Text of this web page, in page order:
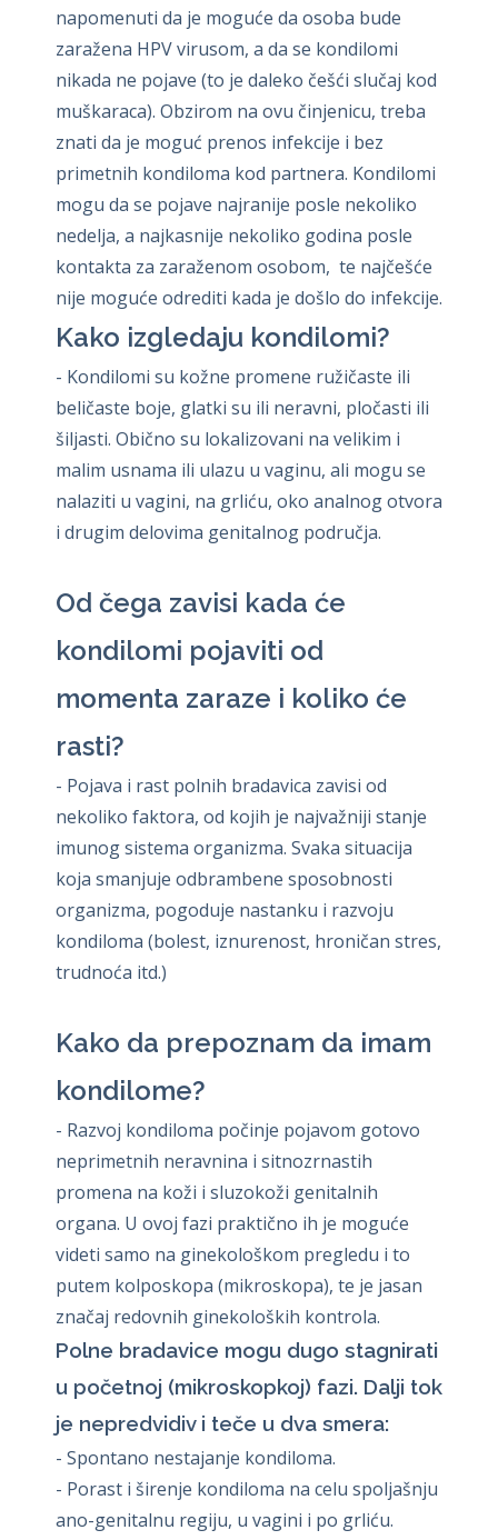
napomenuti da je moguće da osoba bude
zaražena HPV virusom, a da se kondilomi
nikada ne pojave (to je daleko češći slučaj kod
muškaraca). Obzirom na ovu činjenicu, treba
znati da je moguć prenos infekcije i bez
primetnih kondiloma kod partnera. Kondilomi
mogu da se pojave najranije posle nekoliko
nedelja, a najkasnije nekoliko godina posle
kontakta za zaraženom osobom, te najčešće
nije moguće odrediti kada je došlo do infekcije.
Kako izgledaju kondilomi?
- Kondilomi su kožne promene ružičaste ili
beličaste boje, glatki su ili neravni, pločasti ili
šiljasti. Obično su lokalizovani na velikim i
malim usnama ili ulazu u vaginu, ali mogu se
nalaziti u vagini, na grliću, oko analnog otvora
i drugim delovima genitalnog područja.
Od čega zavisi kada će
kondilomi pojaviti od
momenta zaraze i koliko će
rasti?
- Pojava i rast polnih bradavica zavisi od
nekoliko faktora, od kojih je najvažniji stanje
imunog sistema organizma. Svaka situacija
koja smanjuje odbrambene sposobnosti
organizma, pogoduje nastanku i razvoju
kondiloma (bolest, iznurenost, hroničan stres,
trudnoća itd.)
Kako da prepoznam da imam
kondilome?
- Razvoj kondiloma počinje pojavom gotovo
neprimetnih neravnina i sitnozrnastih
promena na koži i sluzokoži genitalnih
organa. U ovoj fazi praktično ih je moguće
videti samo na ginekološkom pregledu i to
putem kolposkopa (mikroskopa), te je jasan
značaj redovnih ginekoloških kontrola.
Polne bradavice mogu dugo stagnirati
u početnoj (mikroskopkoj) fazi. Dalji tok
je nepredvidiv i teče u dva smera:
- Spontano nestajanje kondiloma.
- Porast i širenje kondiloma na celu spoljašnju
ano-genitalnu regiju, u vagini i po grliću.